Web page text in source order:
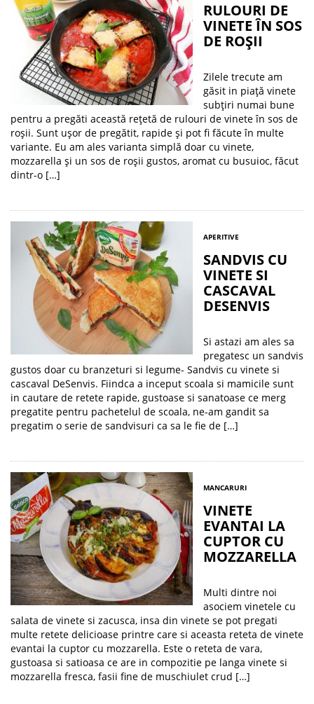
RULOURI DE
VINETE ÎN SOS
DE ROȘII
Zilele trecute am
găsit in piață vinete
subțiri numai bune
pentru a pregăti această rețetă de rulouri de vinete în sos de
roșii. Sunt ușor de pregătit, rapide și pot fi făcute în multe
variante. Eu am ales varianta simplă doar cu vinete,
mozzarella și un sos de roșii gustos, aromat cu busuioc, făcut
dintr-o […]
APERITIVE
SANDVIS CU
VINETE SI
CASCAVAL
DESENVIS
Si astazi am ales sa
pregatesc un sandvis
gustos doar cu branzeturi si legume- Sandvis cu vinete si
cascaval DeSenvis. Fiindca a inceput scoala si mamicile sunt
in cautare de retete rapide, gustoase si sanatoase ce merg
pregatite pentru pachetelul de scoala, ne-am gandit sa
pregatim o serie de sandvisuri ca sa le fie de […]
MANCARURI
VINETE
EVANTAI LA
CUPTOR CU
MOZZARELLA
Multi dintre noi
asociem vinetele cu
salata de vinete si zacusca, insa din vinete se pot pregati
multe retete delicioase printre care si aceasta reteta de vinete
evantai la cuptor cu mozzarella. Este o reteta de vara,
gustoasa si satioasa ce are in compozitie pe langa vinete si
mozzarella fresca, fasii fine de muschiulet crud […]